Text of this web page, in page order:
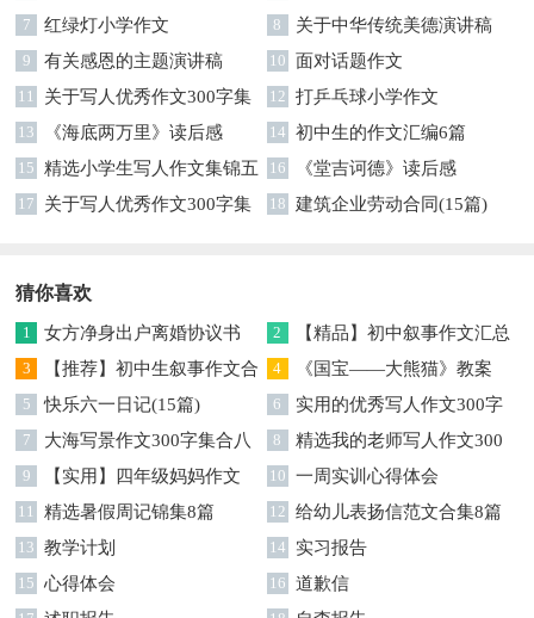
文300字三篇
7 红绿灯小学作文 8 关于中华传统美德演讲稿
9 有关感恩的主题演讲稿 10 面对话题作文
11
关于写人优秀作文300字集
合5篇
12 打乒乓球小学作文
13 《海底两万里》读后感 14 初中生的作文汇编6篇
15
精选小学生写人作文集锦五
篇
16 《堂吉诃德》读后感
17
关于写人优秀作文300字集
18 建筑企业劳动合同(15篇)
猜你喜欢
1 女方净身出户离婚协议书 2
【精品】初中叙事作文汇总
四篇
3
【推荐】初中生叙事作文合
集五篇
4 《国宝——大熊猫》教案
5 快乐六一日记(15篇) 6
实用的优秀写人作文300字
汇总九篇
7
大海写景作文300字集合八
篇
8
精选我的老师写人作文300
字合集9篇
9
【实用】四年级妈妈作文
300字3篇
10 一周实训心得体会
11 精选暑假周记锦集8篇 12 给幼儿表扬信范文合集8篇
13 教学计划 14 实习报告
15 心得体会 16 道歉信